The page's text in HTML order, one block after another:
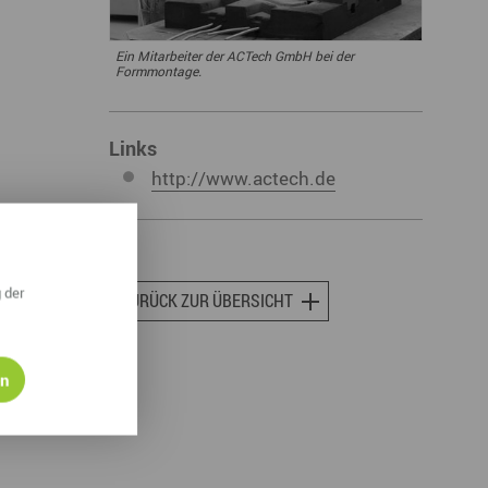
Winterspiele 2026
& Wellness
& Landschaft
und Stauseen im Erzgebirge
Ein Mitarbeiter der ACTech GmbH bei der
Formmontage.
Links
http://www.actech.de
ZURÜCK ZUR ÜBERSICHT
der